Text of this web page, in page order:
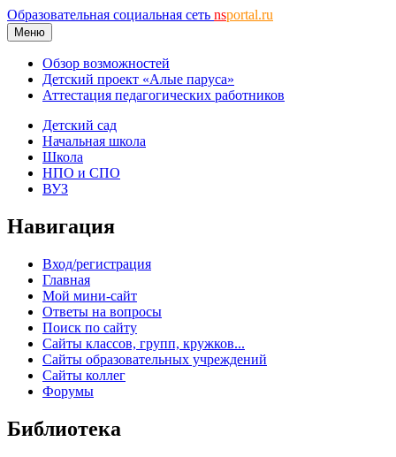
Образовательная социальная сеть nsportal.ru
Меню
Обзор возможностей
Детский проект «Алые паруса»
Аттестация педагогических работников
Детский сад
Начальная школа
Школа
НПО и СПО
ВУЗ
Навигация
Вход/регистрация
Главная
Мой мини-сайт
Ответы на вопросы
Поиск по сайту
Сайты классов, групп, кружков...
Сайты образовательных учреждений
Сайты коллег
Форумы
Библиотека